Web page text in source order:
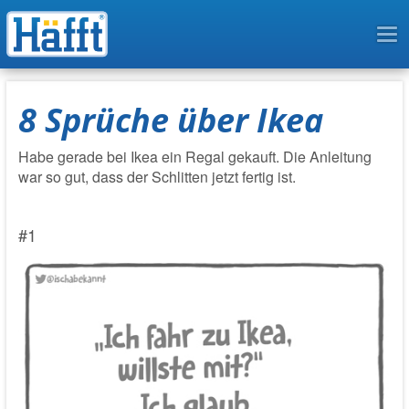
8 Sprüche über Ikea
Habe gerade bei Ikea ein Regal gekauft. Die Anleitung
war so gut, dass der Schlitten jetzt fertig ist.
#1